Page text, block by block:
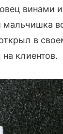
мальчишка
в
клиентов.